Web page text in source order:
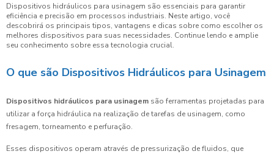
Dispositivos hidráulicos para usinagem são essenciais para garantir
eficiência e precisão em processos industriais. Neste artigo, você
descobrirá os principais tipos, vantagens e dicas sobre como escolher os
melhores dispositivos para suas necessidades. Continue lendo e amplie
seu conhecimento sobre essa tecnologia crucial.
O que são Dispositivos Hidráulicos para Usinagem
Dispositivos hidráulicos para usinagem são ferramentas projetadas para
utilizar a força hidráulica na realização de tarefas de usinagem, como
fresagem, torneamento e perfuração.
Esses dispositivos operam através de pressurização de fluidos, que